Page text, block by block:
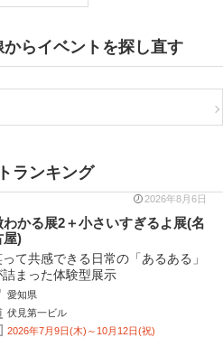
らイベントを探し直す
ランキング
2026年8月6日
わかる展2＋小さいすぎるよ展(名
屋)
て共感できる日常の「あるある」
詰まった体験型展示
愛知県
伏見第一ビル
2026年7月9日(木)～10月12日(祝)